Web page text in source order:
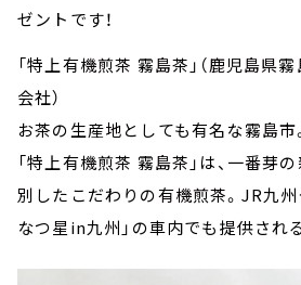
ゼントです！
「特上有機煎茶 霧島茶」（鹿児島県
会社）
お茶の生産地としても有名な霧島
「特上有機煎茶 霧島茶」は、一番芽
別したこだわりの有機煎茶。JR九
なつ星in九州」の車内でも提供され